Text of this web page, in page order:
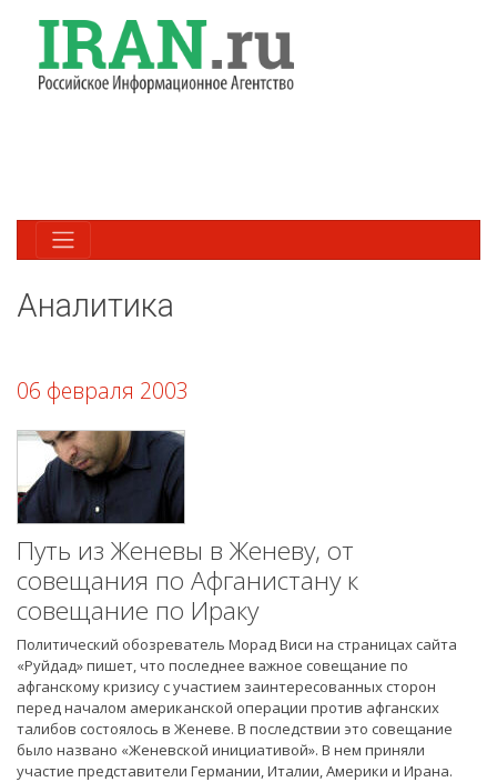
Аналитика
06 февраля 2003
Путь из Женевы в Женеву, от
совещания по Афганистану к
совещание по Ираку
Политический обозреватель Морад Виси на страницах сайта
«Руйдад» пишет, что последнее важное совещание по
афганскому кризису с участием заинтересованных сторон
перед началом американской операции против афганских
талибов состоялось в Женеве. В последствии это совещание
было названо «Женевской инициативой». В нем приняли
участие представители Германии, Италии, Америки и Ирана.